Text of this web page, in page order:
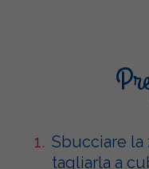
Sbucciare
tagliarla a